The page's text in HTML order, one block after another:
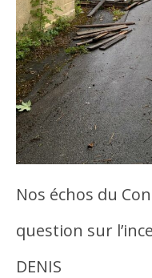
Nos échos du
question sur
DENIS